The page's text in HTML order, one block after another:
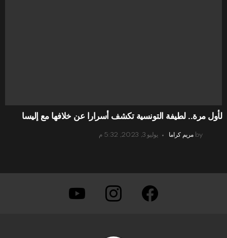
لأول مرة.. لطيفة التونسية تكشف أسرارا عن خلافها مع إليسا
by مريم كراما يوليو 3, 2023, 5:32 م
facebook
instagram
youtube